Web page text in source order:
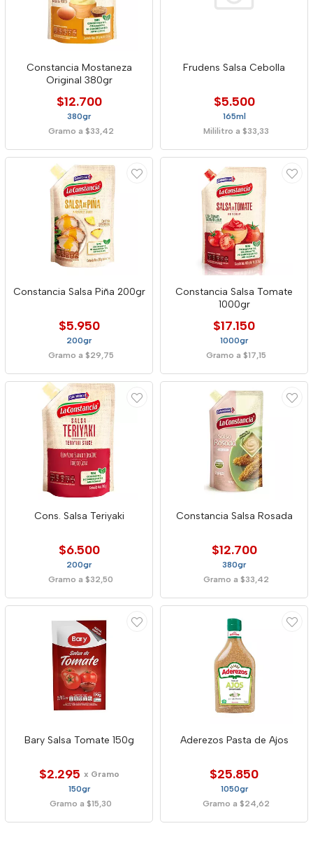
Constancia Mostaneza
Original 380gr
$12.700
380gr
Gramo a $33,42
Frudens Salsa Cebolla
$5.500
165ml
Mililitro a $33,33
Constancia Salsa Piña 200gr
$5.950
200gr
Gramo a $29,75
Constancia Salsa Tomate
1000gr
$17.150
1000gr
Gramo a $17,15
Cons. Salsa Teriyaki
$6.500
200gr
Gramo a $32,50
Constancia Salsa Rosada
$12.700
380gr
Gramo a $33,42
Bary Salsa Tomate 150g
$2.295 x Gramo
150gr
Gramo a $15,30
Aderezos Pasta de Ajos
$25.850
1050gr
Gramo a $24,62